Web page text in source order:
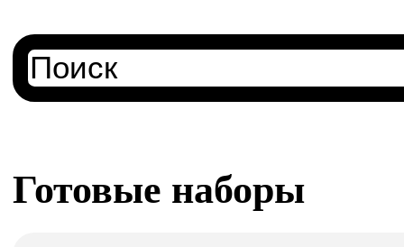
Готовые наборы